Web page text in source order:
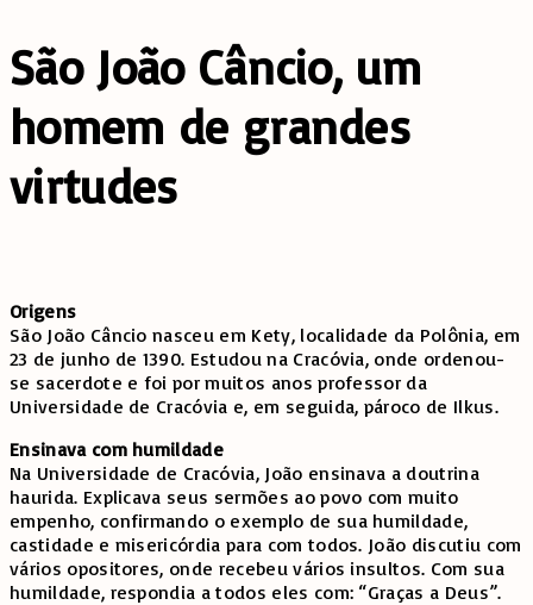
São João Câncio, um
homem de grandes
virtudes
Origens
São João Câncio nasceu em Kety, localidade da Polônia, em
23 de junho de 1390. Estudou na Cracóvia, onde ordenou-
se sacerdote e foi por muitos anos professor da
Universidade de Cracóvia e, em seguida, pároco de Ilkus.
Ensinava com humildade
Na Universidade de Cracóvia, João ensinava a doutrina
haurida. Explicava seus sermões ao povo com muito
empenho, confirmando o exemplo de sua humildade,
castidade e misericórdia para com todos. João discutiu com
vários opositores, onde recebeu vários insultos. Com sua
humildade, respondia a todos eles com: “Graças a Deus”.